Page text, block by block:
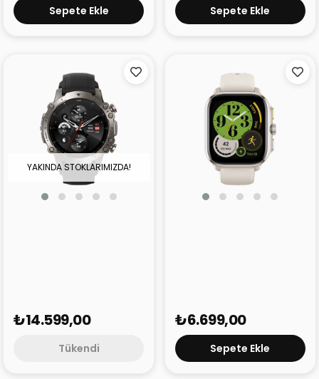
Sepete Ekle Sepete Ekle
YAKINDA STOKLARIMIZDA!
₺14.599,00
Tükendi
₺6.699,00
Sepete Ekle